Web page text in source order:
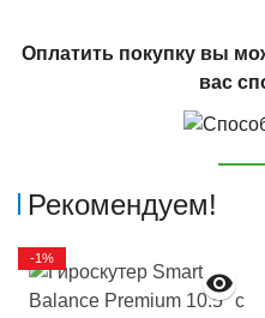
Оплатить покупку вы
вас
Рекомендуем!
-1%